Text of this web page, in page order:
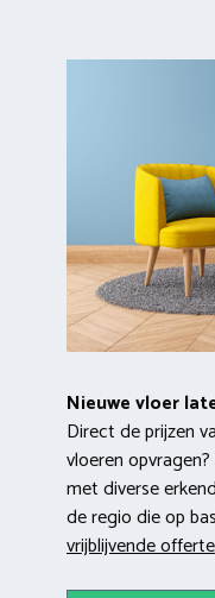
Nieuwe vloer
Direct de prijzen
vloeren
met diverse
de regio die op
vrijblijvende offerte